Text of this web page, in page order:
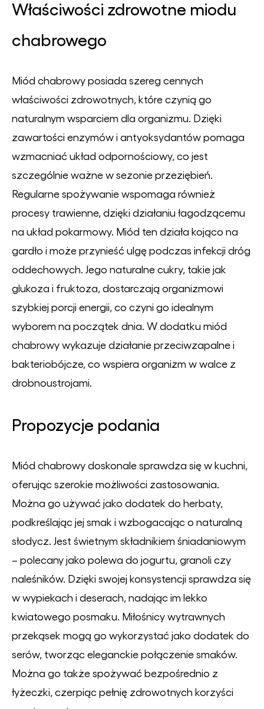
Właściwości zdrowotne miodu
chabrowego
Miód chabrowy posiada szereg cennych
właściwości zdrowotnych, które czynią go
naturalnym wsparciem dla organizmu. Dzięki
zawartości enzymów i antyoksydantów pomaga
wzmacniać układ odpornościowy, co jest
szczególnie ważne w sezonie przeziębień.
Regularne spożywanie wspomaga również
procesy trawienne, dzięki działaniu łagodzącemu
na układ pokarmowy. Miód ten działa kojąco na
gardło i może przynieść ulgę podczas infekcji dróg
oddechowych. Jego naturalne cukry, takie jak
glukoza i fruktoza, dostarczają organizmowi
szybkiej porcji energii, co czyni go idealnym
wyborem na początek dnia. W dodatku miód
chabrowy wykazuje działanie przeciwzapalne i
bakteriobójcze, co wspiera organizm w walce z
drobnoustrojami.
Propozycje podania
Miód chabrowy doskonale sprawdza się w kuchni,
oferując szerokie możliwości zastosowania.
Można go używać jako dodatek do herbaty,
podkreślając jej smak i wzbogacając o naturalną
słodycz. Jest świetnym składnikiem śniadaniowym
– polecany jako polewa do jogurtu, granoli czy
naleśników. Dzięki swojej konsystencji sprawdza się
w wypiekach i deserach, nadając im lekko
kwiatowego posmaku. Miłośnicy wytrawnych
przekąsek mogą go wykorzystać jako dodatek do
serów, tworząc eleganckie połączenie smaków.
Można go także spożywać bezpośrednio z
łyżeczki, czerpiąc pełnię zdrowotnych korzyści